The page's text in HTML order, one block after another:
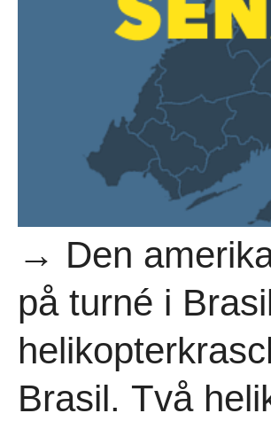
→ Den
på turné i
Brasil. Två